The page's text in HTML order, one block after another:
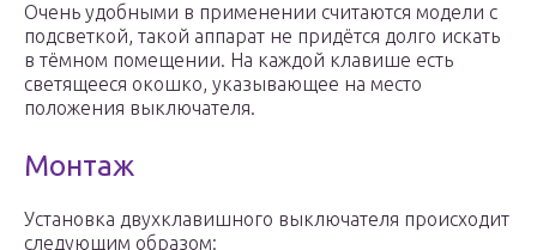
Очень удобными в применении считаются модели с
подсветкой, такой аппарат не придётся долго искать
в тёмном помещении. На каждой клавише есть
светящееся окошко, указывающее на место
положения выключателя.
Монтаж
Установка двухклавишного выключателя происходит
следующим образом: